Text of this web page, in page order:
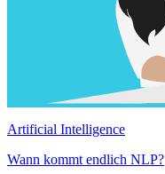
Artificial Intelligence
Wann kommt endlich NLP?